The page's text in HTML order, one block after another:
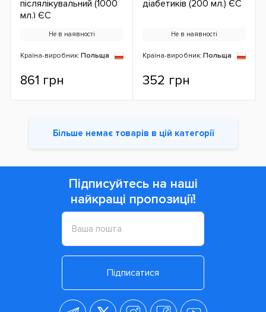
післялікувальний (1000
мл.) ЄС
Не в наявності
Країна-виробник: Польща
861 грн
діабетиків (200 мл.) ЄС
Не в наявності
Країна-виробник: Польща
352 грн
Більше немає товарів в цій категорії
Підписуйтесь на наші
найкращі пропозиції!
Підписатися